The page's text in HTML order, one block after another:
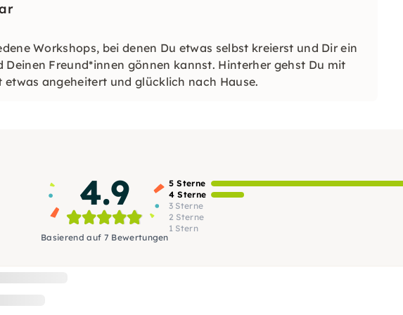
Workshops, bei denen Du etwas selbst kreierst und Dir ein
Freund*innen gönnen kannst. Hinterher gehst Du mit
angeheitert und glücklich nach Hause.
4.9
Basierend auf 7 Bewertungen
5 Sterne
4 Sterne
3 Sterne
2 Sterne
1 Stern